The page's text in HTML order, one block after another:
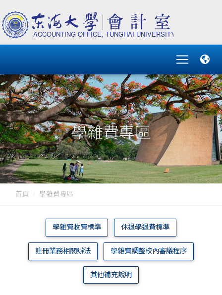
學雜費專區
首頁 學雜費專區
學雜費收費標準 休退學退費標準
註冊業務相關辦法 學雜費調整校內審議程序
其他補充說明